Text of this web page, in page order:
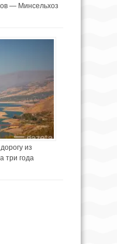
— Минсельхоз
из
три года